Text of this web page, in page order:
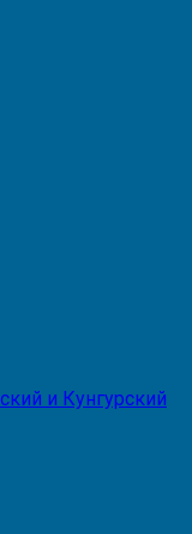
и Кунгурский